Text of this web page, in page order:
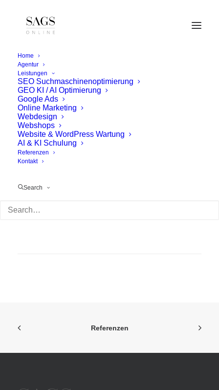
Home
Agentur
Leistungen
SEO Suchmaschinenoptimierung
GEO KI / AI Optimierung
Google Ads
Online Marketing
Webdesign
Webshops
Website & WordPress Wartung
AI & KI Schulung
Referenzen
Kontakt
Search
livicsbau
Für Livicsbau wurde das Content Management
System TYPO 3 eingesetzt. Neben der Webseite
wurden die Objektpläne, Bautafeln und
verkaufsfördernd gestaltet. Livicsbau steht für
zeitgemäße Wohnprojekte mit innovativem Flair –
Referenzen